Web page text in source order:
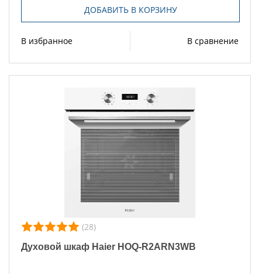
ДОБАВИТЬ В КОРЗИНУ
В избранное В сравнение
(28)
Духовой шкаф Haier HOQ-R2ARN3WB